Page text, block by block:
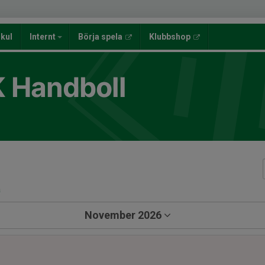
Internt Börja spela Klubbshop
Handboll
November 2026